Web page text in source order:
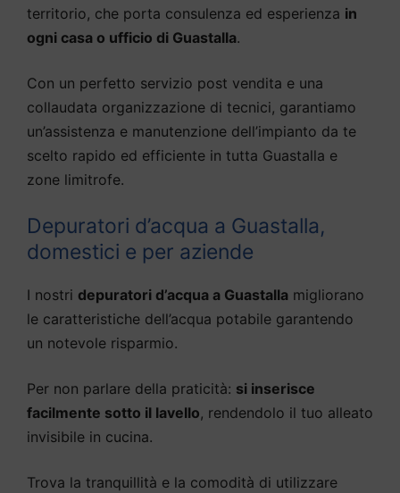
territorio, che porta consulenza ed esperienza in
ogni casa o ufficio di Guastalla.
Con un perfetto servizio post vendita e una
collaudata organizzazione di tecnici, garantiamo
un’assistenza e manutenzione dell’impianto da te
scelto rapido ed efficiente in tutta Guastalla e
zone limitrofe.
Depuratori d’acqua a Guastalla,
domestici e per aziende
I nostri depuratori d’acqua a Guastalla migliorano
le caratteristiche dell’acqua potabile garantendo
un notevole risparmio.
Per non parlare della praticità: si inserisce
facilmente sotto il lavello, rendendolo il tuo alleato
invisibile in cucina.
Trova la tranquillità e la comodità di utilizzare